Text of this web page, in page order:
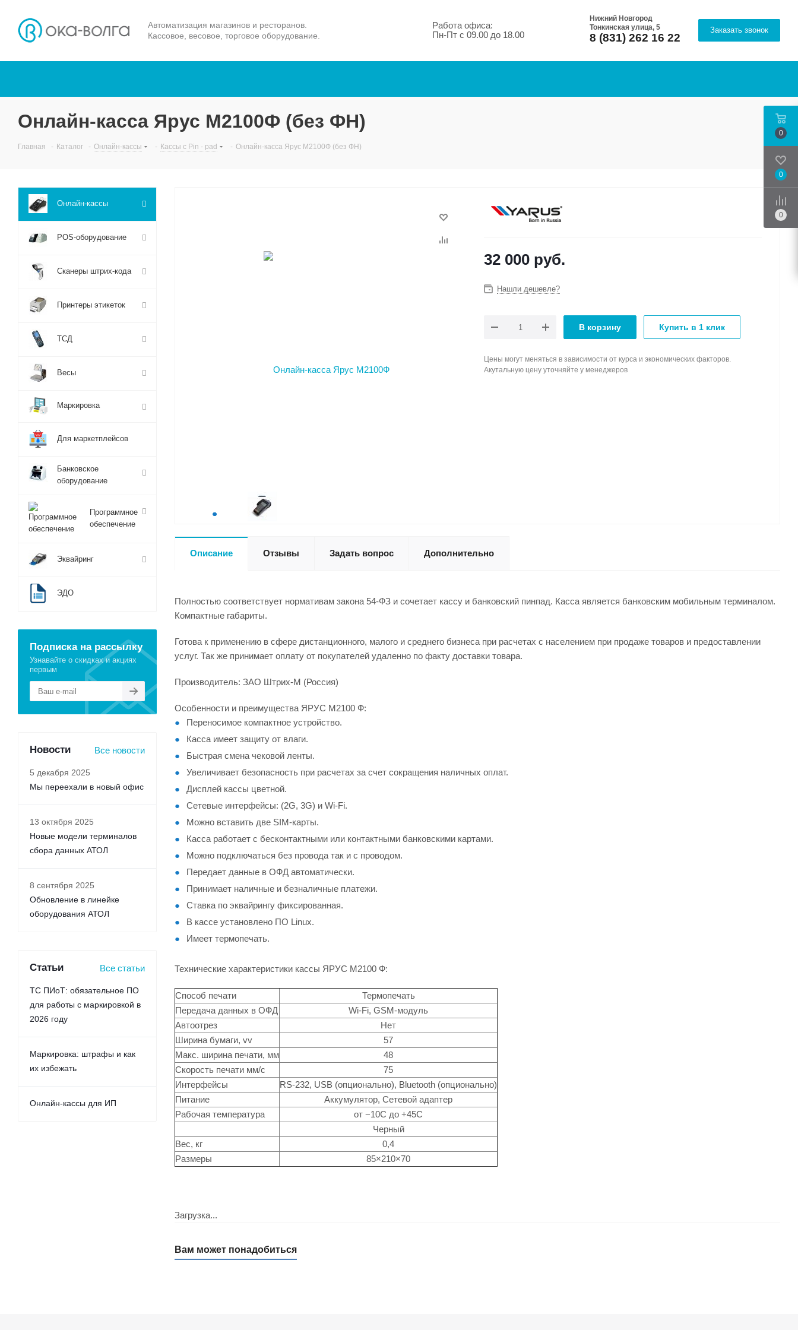
Автоматизация магазинов и ресторанов.
Кассовое, весовое, торговое оборудование.
Работа офиса:
Пн-Пт с 09.00 до 18.00
Нижний Новгород
Тонкинская улица, 5
8 (831) 262 16 22
Заказать звонок
Онлайн-касса Ярус М2100Ф (без ФН)
Главная - Каталог - Онлайн-кассы - Кассы с Pin - pad - Онлайн-касса Ярус М2100Ф (без ФН)
32 000 руб.
Нашли дешевле?
В корзину Купить в 1 клик
Цены могут меняться в зависимости от курса и экономических факторов.
Акутальную цену уточняйте у менеджеров
Описание Отзывы Задать вопрос Дополнительно
Полностью соответствует нормативам закона 54-ФЗ и сочетает кассу и банковский пинпад. Касса является банковским мобильным терминалом.
Компактные габариты.
Готова к применению в сфере дистанционного, малого и среднего бизнеса при расчетах с населением при продаже товаров и предоставлении
услуг. Так же принимает оплату от покупателей удаленно по факту доставки товара.
Производитель: ЗАО Штрих-М (Россия)
Особенности и преимущества ЯРУС М2100 Ф:
Переносимое компактное устройство.
Касса имеет защиту от влаги.
Быстрая смена чековой ленты.
Увеличивает безопасность при расчетах за счет сокращения наличных оплат.
Дисплей кассы цветной.
Сетевые интерфейсы: (2G, 3G) и Wi-Fi.
Можно вставить две SIM-карты.
Касса работает с бесконтактными или контактными банковскими картами.
Можно подключаться без провода так и с проводом.
Передает данные в ОФД автоматически.
Принимает наличные и безналичные платежи.
Ставка по эквайрингу фиксированная.
В кассе установлено ПО Linux.
Имеет термопечать.
Технические характеристики кассы ЯРУС М2100 Ф:
Способ печати
Термопечать
Передача данных в ОФД
Wi-Fi, GSM-модуль
Автоотрез
Нет
Ширина бумаги, vv
57
Макс. ширина печати, мм
48
Скорость печати мм/с
75
Интерфейсы
RS-232, USB (опционально), Bluetooth (опционально)
Питание
Аккумулятор, Сетевой адаптер
Рабочая температура
от −10С до +45С
Черный
Вес, кг
0,4
Размеры
85×210×70
Загрузка...
Вам может понадобиться
Онлайн-кассы
POS-оборудование
Сканеры штрих-кода
Принтеры этикеток
ТСД
Весы
Маркировка
Для маркетплейсов
Банковское
оборудование
Программное
обеспечение
Эквайринг
ЭДО
Подписка на рассылку
Узнавайте о скидках и акциях
первым
Новости Все новости
5 декабря 2025
Мы переехали в новый офис
13 октября 2025
Новые модели терминалов
сбора данных АТОЛ
8 сентября 2025
Обновление в линейке
оборудования АТОЛ
Статьи Все статьи
ТС ПИоТ: обязательное ПО
для работы с маркировкой в
2026 году
Маркировка: штрафы и как
их избежать
Онлайн-кассы для ИП
0
0
0